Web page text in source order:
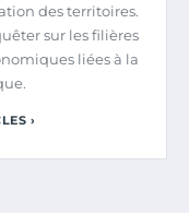
des territoires.
sur les filières
liées à la
›